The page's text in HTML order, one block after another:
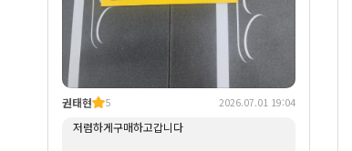
권태현 5 2026.07.01 19:04
저렴하게구매하고갑니다